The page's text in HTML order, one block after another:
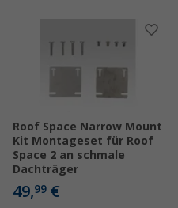
Roof Space Narrow Mount
Kit Montageset für Roof
Space 2 an schmale
Dachträger
49,99 €